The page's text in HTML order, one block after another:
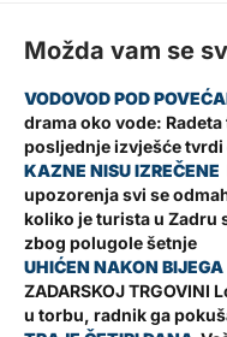
Možda vam se
drama oko vode:
posljednje izvješće tvrdi
upozorenja svi se
koliko je turista u Zadru
zbog polugole šetnje
ZADARSKOJ TRGOVINI
u torbu, radnik ga